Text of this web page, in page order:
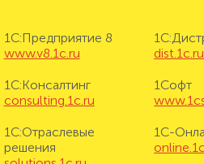
1С:Предприятие 8
www.v8.1c.ru
1С:Консалтинг
consulting.1c.ru
1С:Отраслевые
решения
dist.1c.ru
1Софт
1С-